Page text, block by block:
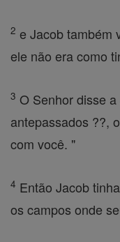
2 e Jacob também
ele não era como
3 O Senhor disse
antepassados ??,
com você. "
4 Então Jacob
os campos onde